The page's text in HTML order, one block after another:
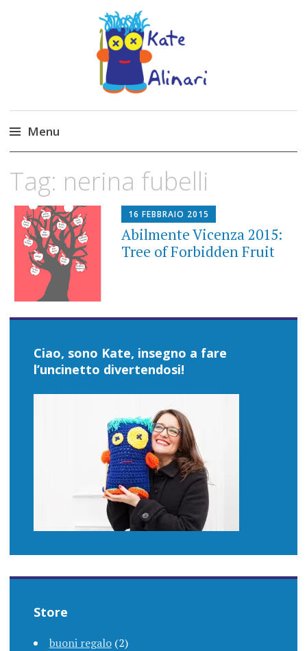
Made by Kate
Kate Alinari, corsi di uncinetto, entusiasmo,
schemi gratuiti, amigurumi, I Balocchi del Tipo
Strano, traduzioni e tanto divertimento!
Menu
content
Tag: nerina fubelli
16 FEBBRAIO 2015
Abilmente Vicenza 2015:
Tree of Forbidden Fruit
Ciao, sono Kate, insegno a fare
l’uncinetto divertendosi!
Store
buoni regalo (2)